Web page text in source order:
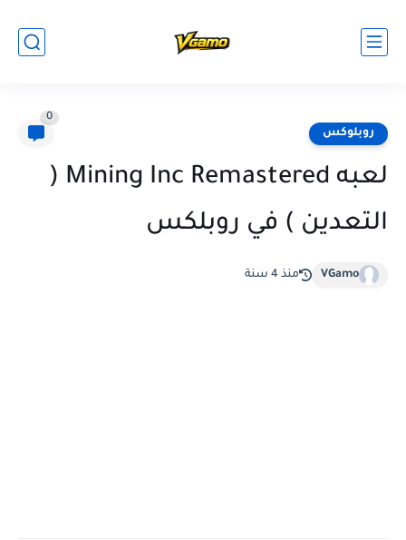
روبلوكس
0
لعبه Mining Inc Remastered (
التعدين ) في روبلكس
VGamo منذ 4 سنة